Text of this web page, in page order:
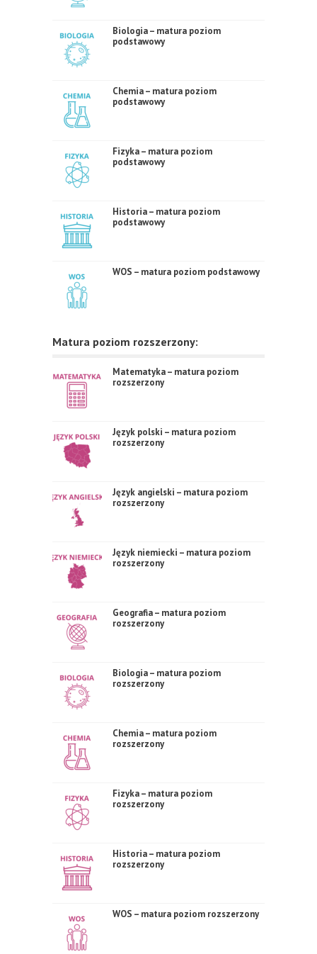
Biologia – matura poziom
podstawowy
Chemia – matura poziom
podstawowy
Fizyka – matura poziom
podstawowy
Historia – matura poziom
podstawowy
WOS – matura poziom podstawowy
Matura poziom rozszerzony:
Matematyka – matura poziom
rozszerzony
Język polski – matura poziom
rozszerzony
Język angielski – matura poziom
rozszerzony
Język niemiecki – matura poziom
rozszerzony
Geografia – matura poziom
rozszerzony
Biologia – matura poziom
rozszerzony
Chemia – matura poziom
rozszerzony
Fizyka – matura poziom
rozszerzony
Historia – matura poziom
rozszerzony
WOS – matura poziom rozszerzony